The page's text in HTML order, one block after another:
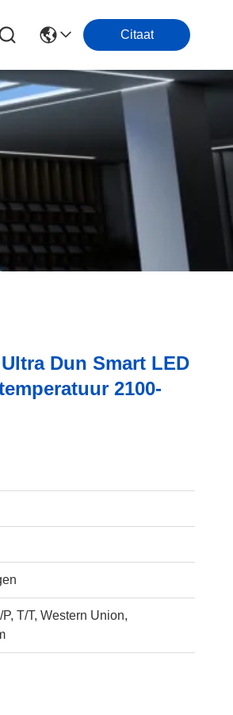
Citaat
Dun Smart LED
2100-
P, T/T, Western Union,